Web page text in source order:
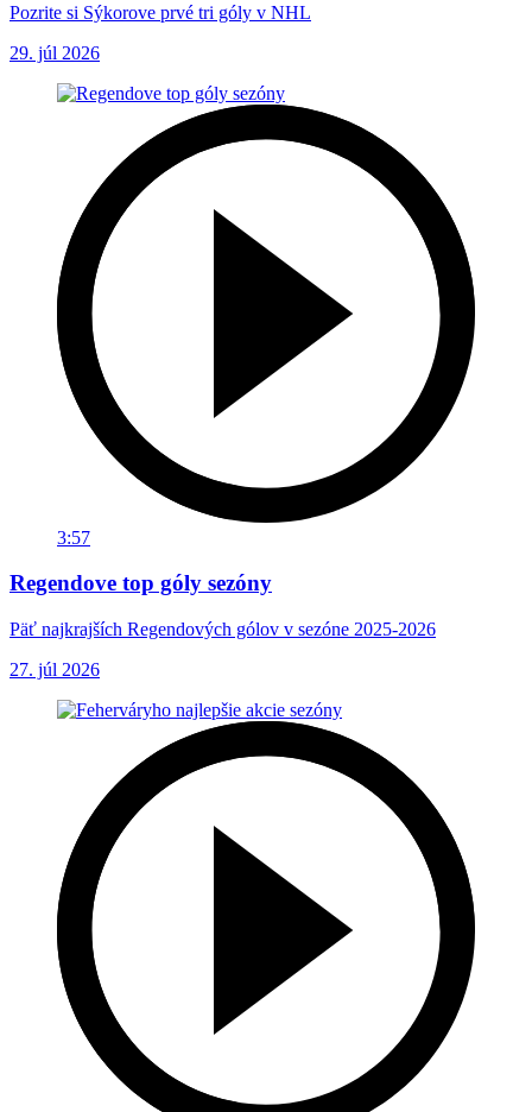
Pozrite si Sýkorove prvé tri góly v NHL
29. júl 2026
3:57
Regendove top góly sezóny
Päť najkrajších Regendových gólov v sezóne 2025-2026
27. júl 2026